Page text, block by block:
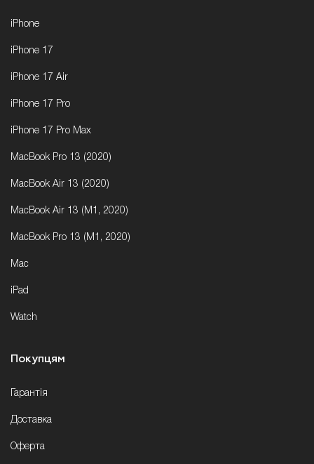
iPhone
iPhone 17
iPhone 17 Air
iPhone 17 Pro
iPhone 17 Pro Max
MacBook Pro 13 (2020)
MacBook Air 13 (2020)
MacBook Air 13 (M1, 2020)
MacBook Pro 13 (M1, 2020)
Mac
iPad
Watch
Покупцям
Гарантія
Доставка
Оферта